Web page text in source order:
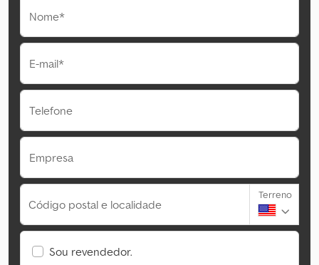
Nome*
E-mail*
Telefone
Empresa
Código postal e localidade
Terreno
Sou revendedor.